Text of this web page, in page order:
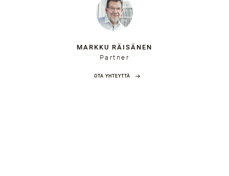
MARKKU RÄISÄNEN
Partner
OTA YHTEYTTÄ